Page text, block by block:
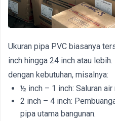
Ukuran pipa PVC biasanya
inch hingga 24 inch atau
dengan kebutuhan, misalnya:
½ inch – 1 inch: Saluran air
2 inch – 4 inch:
pipa utama bangunan.